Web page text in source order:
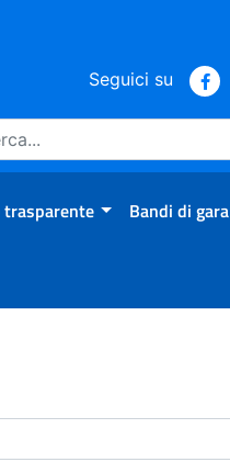
Seguici su
Bandi di gara